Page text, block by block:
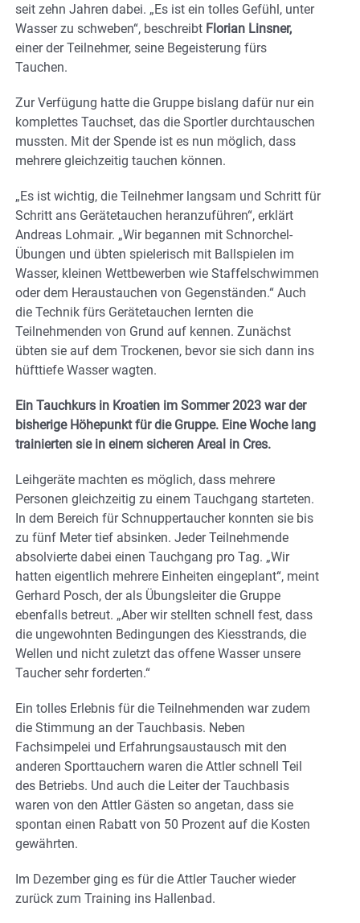
seit zehn Jahren dabei. „Es ist ein tolles Gefühl, unter
Wasser zu schweben“, beschreibt Florian Linsner,
einer der Teilnehmer, seine Begeisterung fürs
Tauchen.
Zur Verfügung hatte die Gruppe bislang dafür nur ein
komplettes Tauchset, das die Sportler durchtauschen
mussten. Mit der Spende ist es nun möglich, dass
mehrere gleichzeitig tauchen können.
„Es ist wichtig, die Teilnehmer langsam und Schritt für
Schritt ans Gerätetauchen heranzuführen“, erklärt
Andreas Lohmair. „Wir begannen mit Schnorchel-
Übungen und übten spielerisch mit Ballspielen im
Wasser, kleinen Wettbewerben wie Staffelschwimmen
oder dem Heraustauchen von Gegenständen.“ Auch
die Technik fürs Gerätetauchen lernten die
Teilnehmenden von Grund auf kennen. Zunächst
übten sie auf dem Trockenen, bevor sie sich dann ins
hüfttiefe Wasser wagten.
Ein Tauchkurs in Kroatien im Sommer 2023 war der
bisherige Höhepunkt für die Gruppe. Eine Woche lang
trainierten sie in einem sicheren Areal in Cres.
Leihgeräte machten es möglich, dass mehrere
Personen gleichzeitig zu einem Tauchgang starteten.
In dem Bereich für Schnuppertaucher konnten sie bis
zu fünf Meter tief absinken. Jeder Teilnehmende
absolvierte dabei einen Tauchgang pro Tag. „Wir
hatten eigentlich mehrere Einheiten eingeplant“, meint
Gerhard Posch, der als Übungsleiter die Gruppe
ebenfalls betreut. „Aber wir stellten schnell fest, dass
die ungewohnten Bedingungen des Kiesstrands, die
Wellen und nicht zuletzt das offene Wasser unsere
Taucher sehr forderten.“
Ein tolles Erlebnis für die Teilnehmenden war zudem
die Stimmung an der Tauchbasis. Neben
Fachsimpelei und Erfahrungsaustausch mit den
anderen Sporttauchern waren die Attler schnell Teil
des Betriebs. Und auch die Leiter der Tauchbasis
waren von den Attler Gästen so angetan, dass sie
spontan einen Rabatt von 50 Prozent auf die Kosten
gewährten.
Im Dezember ging es für die Attler Taucher wieder
zurück zum Training ins Hallenbad.